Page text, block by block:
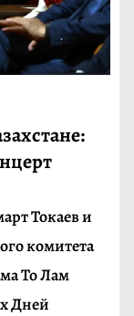
Токаев и
комитета
То Лам
Дней